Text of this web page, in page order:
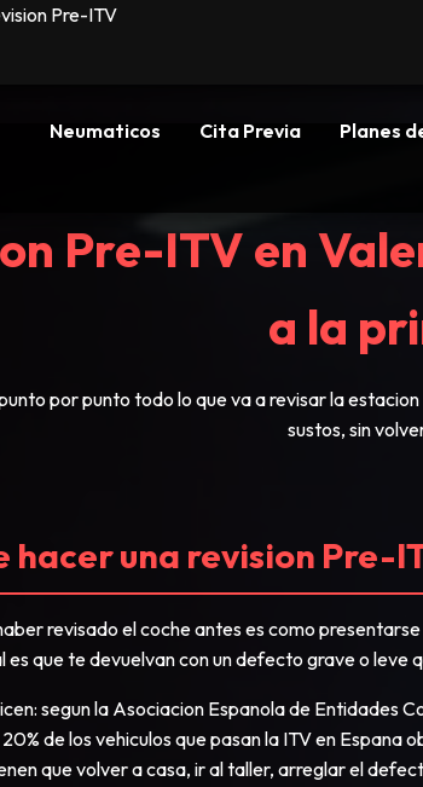
Neumaticos Cita Previa Planes
Pre-ITV
Pre-ITV en
a la
por punto todo lo que va a revisar la
sustos, sin
hacer una revision Pre-
revisado el coche antes es como
es que te devuelvan con un defecto grave o leve
segun la Asociacion Espanola de Entidades
de los vehiculos que pasan la ITV en Espana
que volver a casa, ir al taller, arreglar el